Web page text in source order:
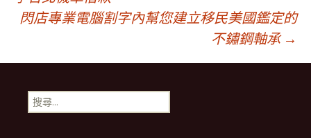
章
導
覽
閃店專業電腦割字內幫您建立移民美國鑑定的
不鏽鋼軸承 →
搜
尋